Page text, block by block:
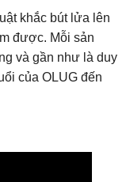
khắc bút lửa lên
được. Mỗi sản
ng và gần như là duy
của OLUG đến